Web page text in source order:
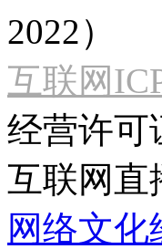
2022）
互联网
经营许可
互联网直
网络文化